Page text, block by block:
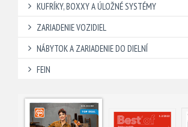
KUFRÍKY, BOXXY A ÚLOŽNÉ SYSTÉMY
ZARIADENIE VOZIDIEL
NÁBYTOK A ZARIADENIE DO DIELNÍ
FEIN